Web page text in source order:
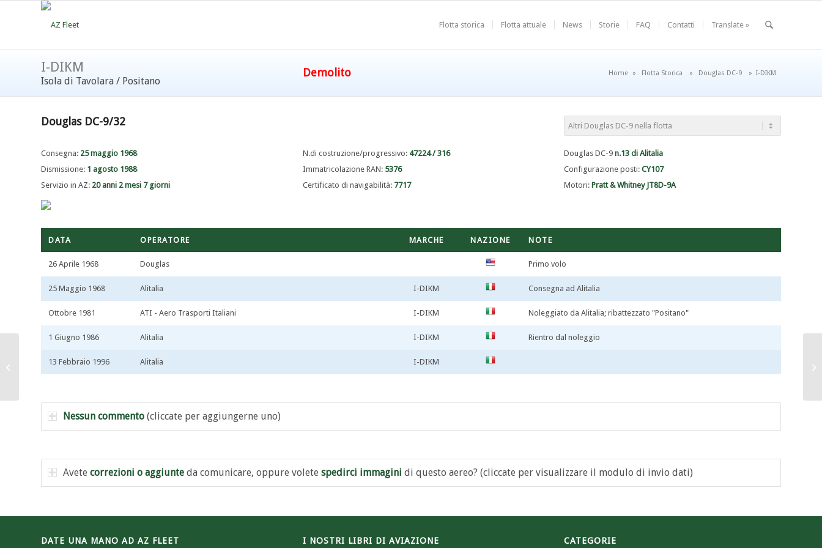
Flotta storica Flotta attuale News Storie FAQ Contatti Translate »
I-DIKM
Isola di Tavolara / Positano
Demolito Home » Flotta Storica » Douglas DC-9 » I-DIKM
Douglas DC-9/32
Consegna: 25 maggio 1968
Dismissione: 1 agosto 1988
Servizio in AZ: 20 anni 2 mesi 7 giorni
N.di costruzione/progressivo: 47224 / 316
Immatricolazione RAN: 5376
Certificato di navigabilità: 7717
Douglas DC-9n.13 di Alitalia
Configurazione posti:CY107
Motori: Pratt & Whitney JT8D-9A
DATA OPERATORE MARCHE NAZIONE NOTE
26 Aprile 1968 Douglas Primo volo
25 Maggio 1968 Alitalia I-DIKM Consegna ad Alitalia
Ottobre 1981 ATI - Aero Trasporti Italiani I-DIKM Noleggiato da Alitalia; ribattezzato "Positano"
1 Giugno 1986 Alitalia I-DIKM Rientro dal noleggio
13 Febbraio 1996 Alitalia I-DIKM
Nessun commento (cliccate per aggiungerne uno)
Avete correzioni o aggiunte da comunicare, oppure volete spedirci immagini di questo aereo? (cliccate per visualizzare il modulo di invio dati)
DATE UNA MANO AD AZ FLEET I NOSTRI LIBRI DI AVIAZIONE CATEGORIE
I-DIBM / I-DIBY /
N2786T / I-DIKL